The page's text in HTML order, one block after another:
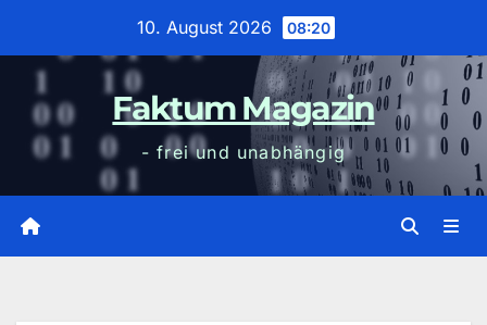
10. August 2026 08:20
Faktum Magazin
- frei und unabhängig